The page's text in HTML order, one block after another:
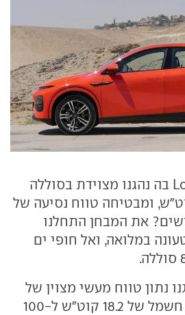
גרסת ה-Long Range בה נהגנו מצוידת בסוללה
של 91.4 קוט"ש, ומבטיחה טווח נסיעה של
את המבחן התחלנו
במלואה, ואל חופי ים
נתון טווח מעשי מצוין של
480 ק"מ, עם צריכת חשמל של 18.2 קוט"ש ל-100